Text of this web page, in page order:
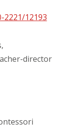
2221/12193
director